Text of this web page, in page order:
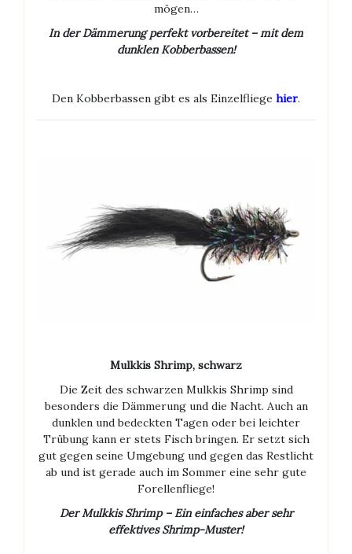
mögen…
In der Dämmerung perfekt vorbereitet – mit dem
dunklen Kobberbassen!
Den Kobberbassen gibt es als Einzelfliege hier.
Mulkkis Shrimp, schwarz
Die Zeit des schwarzen Mulkkis Shrimp sind
besonders die Dämmerung und die Nacht. Auch an
dunklen und bedeckten Tagen oder bei leichter
Trübung kann er stets Fisch bringen. Er setzt sich
gut gegen seine Umgebung und gegen das Restlicht
ab und ist gerade auch im Sommer eine sehr gute
Forellenfliege!
Der Mulkkis Shrimp – Ein einfaches aber sehr
effektives Shrimp-Muster!